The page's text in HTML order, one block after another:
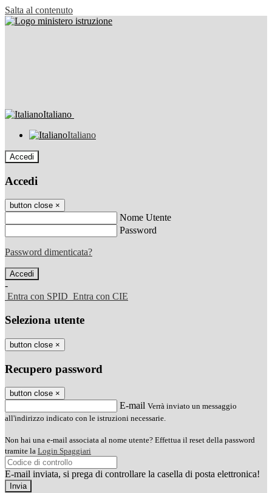
Salta al contenuto
Italiano
Italiano
Accedi
Accedi
button close ×
Nome Utente
Password
Password dimenticata?
-
Entra con SPID Entra con CIE
Seleziona utente
button close ×
Recupero password
button close ×
E-mail Verrà inviato un messaggio
all'indirizzo indicato con le istruzioni necessarie.
Non hai una e-mail associata al nome utente? Effettua il reset della password
tramite la Login Spaggiari
E-mail inviata, si prega di controllare la casella di posta elettronica!